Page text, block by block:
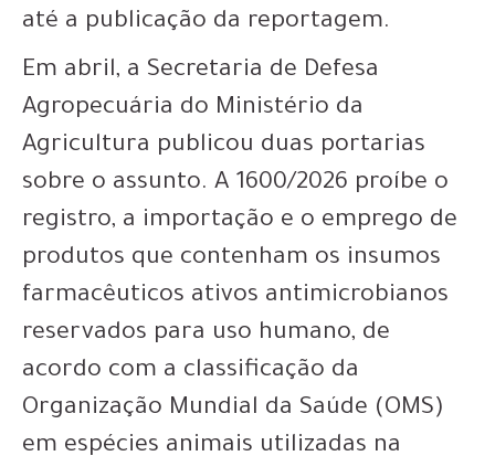
até a publicação da reportagem.
Em abril, a Secretaria de Defesa
Agropecuária do Ministério da
Agricultura publicou duas portarias
sobre o assunto. A 1600/2026 proíbe o
registro, a importação e o emprego de
produtos que contenham os insumos
farmacêuticos ativos antimicrobianos
reservados para uso humano, de
acordo com a classificação da
Organização Mundial da Saúde (OMS)
em espécies animais utilizadas na